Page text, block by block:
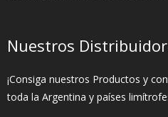
Nuestros
¡Consiga nuestros Productos y
toda la Argentina y países